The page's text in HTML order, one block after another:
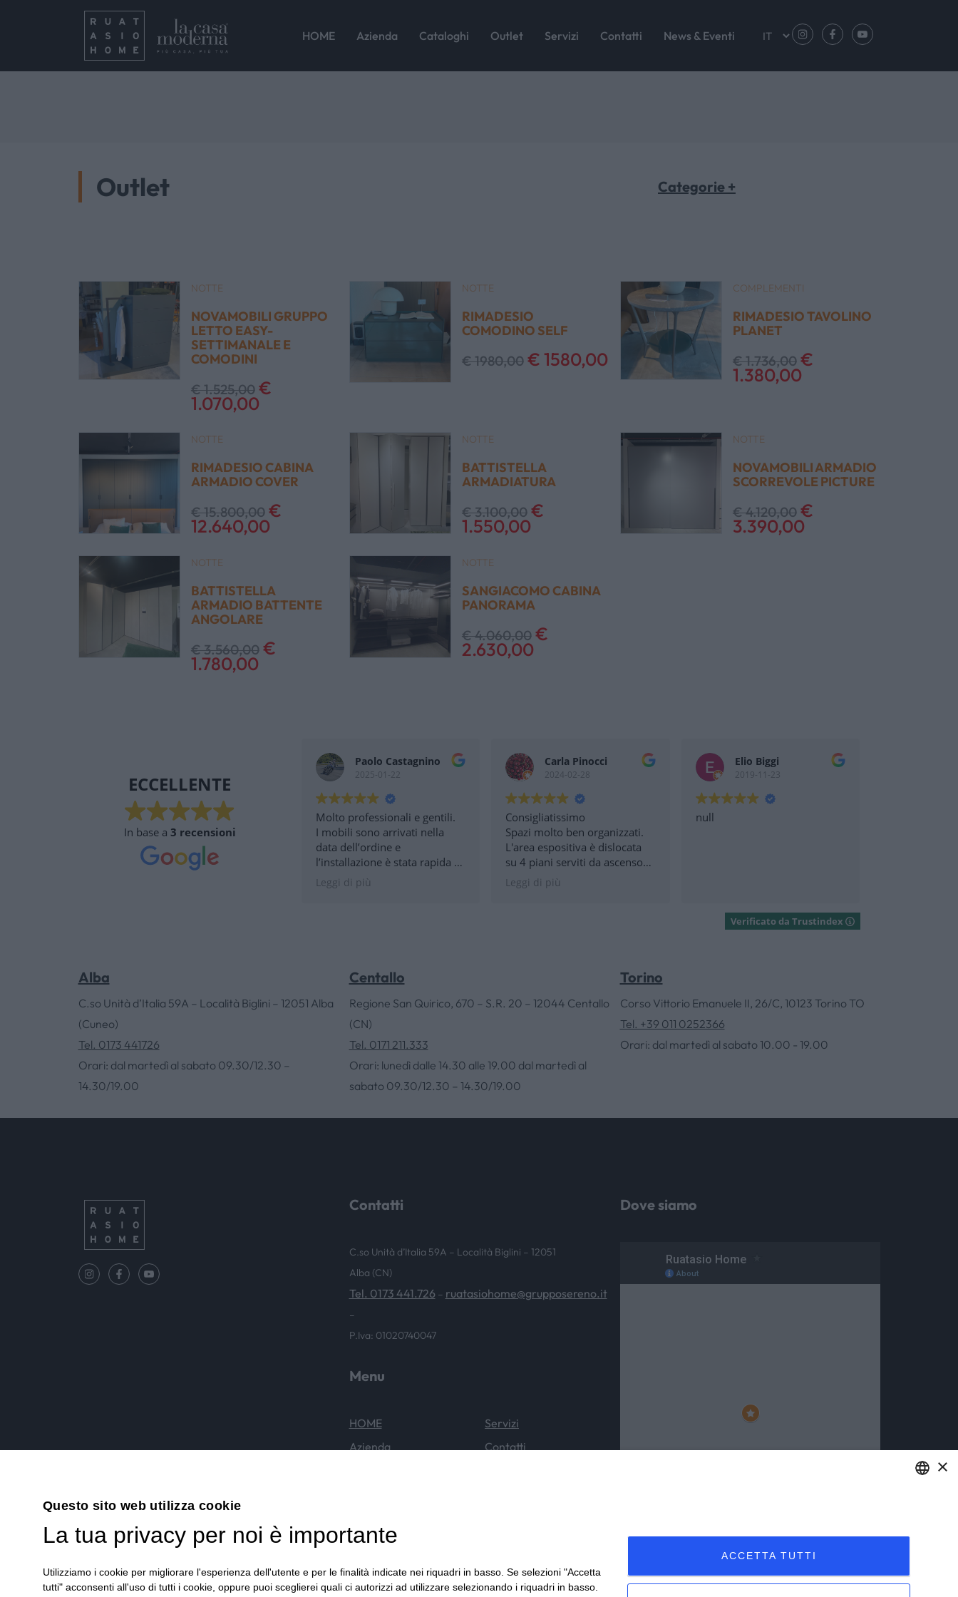
HOME Azienda Cataloghi Outlet Servizi Contatti News & Eventi
CATALOGHI
Outlet Categorie +
NOTTE
NOVAMOBILI GRUPPO
LETTO EASY-
SETTIMANALE E
COMODINI
€ 1.525,00€
1.070,00
NOTTE
RIMADESIO
COMODINO SELF
€ 1980,00€ 1580,00
COMPLEMENTI
RIMADESIO TAVOLINO
PLANET
€ 1.736,00€
1.380,00
NOTTE
RIMADESIO CABINA
ARMADIO COVER
€ 15.800,00€
12.640,00
NOTTE
BATTISTELLA
ARMADIATURA
€ 3.100,00€
1.550,00
NOTTE
NOVAMOBILI ARMADIO
SCORREVOLE PICTURE
€ 4.120,00€
3.390,00
NOTTE
BATTISTELLA
ARMADIO BATTENTE
ANGOLARE
€ 3.560,00€
1.780,00
NOTTE
SANGIACOMO CABINA
PANORAMA
€ 4.060,00€
2.630,00
ECCELLENTE
In base a 3 recensioni
Paolo Castagnino
2025-01-22
Molto professionali e gentili.
I mobili sono arrivati nella
data dell’ordine e
l’installazione è stata rapida e
perfetta senza nessun
intoppo.
Leggi di più
Carla Pinocci
2024-02-28
Consigliatissimo
Spazi molto ben organizzati.
L'area espositiva è dislocata
su 4 piani serviti da ascensore
interno.
Personale disponibile e
Leggi di più
Elio Biggi
2019-11-23
null
Verificato da Trustindex
Alba
C.so Unità d’Italia 59A – Località Biglini – 12051 Alba
(Cuneo)
Tel. 0173 441726
Orari: dal martedì al sabato 09.30/12.30 –
14.30/19.00
Centallo
Regione San Quirico, 670 – S.R. 20 – 12044 Centallo
(CN)
Tel. 0171 211.333
Orari: lunedì dalle 14.30 alle 19.00 dal martedì al
sabato 09.30/12.30 – 14.30/19.00
Torino
Corso Vittorio Emanuele II, 26/C, 10123 Torino TO
Tel. +39 011 0252366
Orari: dal martedì al sabato 10.00 - 19.00
Contatti
C.so Unità d’Italia 59A – Località Biglini – 12051
Alba (CN)
Tel. 0173 441.726 – ruatasiohome@grupposereno.it
–
P.Iva: 01020740047
Menu
HOME
Azienda
Servizi
Contatti
Dove siamo
×
Questo sito web utilizza cookie
La tua privacy per noi è importante
Utilizziamo i cookie per migliorare l'esperienza dell'utente e per le finalità indicate nei riquadri in basso. Se selezioni "Accetta
tutti" acconsenti all'uso di tutti i cookie, oppure puoi sceglierei quali ci autorizzi ad utilizzare selezionando i riquadri in basso.
ACCETTA TUTTI